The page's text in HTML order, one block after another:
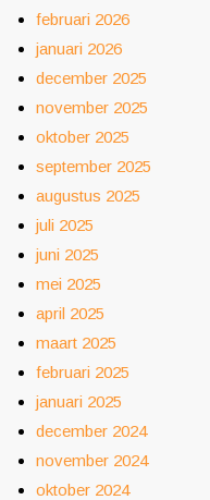
februari 2026
januari 2026
december 2025
november 2025
oktober 2025
september 2025
augustus 2025
juli 2025
juni 2025
mei 2025
april 2025
maart 2025
februari 2025
januari 2025
december 2024
november 2024
oktober 2024